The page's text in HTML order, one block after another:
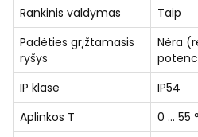
Rankinis valdymas
Taip
Padėties grįžtamasis
ryšys
Nėra
IP klasė
IP54
Aplinkos T
0 … 55